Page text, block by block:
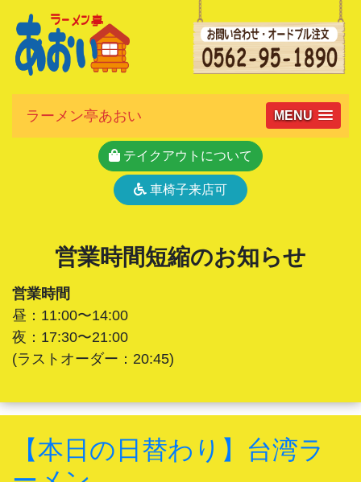
ラーメン亭あおい MENU
テイクアウトについて
車椅子来店可
営業時間短縮のお知らせ
営業時間
昼：11:00〜14:00
夜：17:30〜21:00
(ラストオーダー：20:45)
【本日の日替わり】台湾ラ